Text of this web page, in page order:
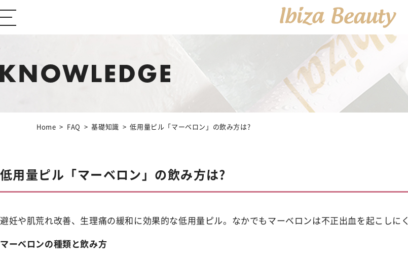
ABOUT Ibiza Beauty ブランドコンセプト
CONTENTSコンテンツサイト
Body Care
NEWSお知らせ
Home FAQ 基礎知識 低用量ピル「マーベロン」の飲み方は?
低用量ピル「マーベロン」の飲み方は?
避妊や肌荒れ改善、生理痛の緩和に効果的な低用量ピル。なかでもマーベロンは不正出血を起こしに
マーベロンの種類と飲み方